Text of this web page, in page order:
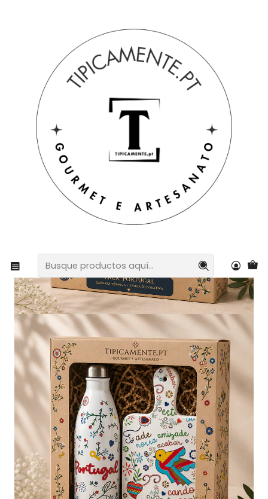
Sugerencias de regalos Sugerencias de regalos
Pack Portugal – Botella termo y tabla de cortar